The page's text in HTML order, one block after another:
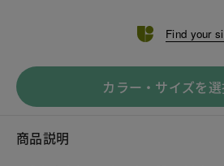
Find your
カラー・サイズを
商品説明